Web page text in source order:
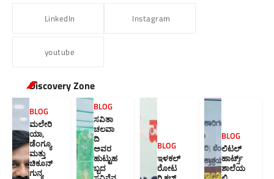
LinkedIn Instagram
youtube
Discovery Zone
BLOG
ಮಲೇರಿ
ಯಾ,
ಡೆಂಗ್ಯೂ
ಮತ್ತು
ಚಿಕೂನ್
ಗುನ್ಯ
BLOG
ಸವಿತಾ
ಚಲವಾ
ದಿ
ಅವರ
ಹುಟ್ಟುಹ
ಬ್ಬದ
BLOG
ಇಳಕಲ್
ರೋಟ
BLOG
ಲಿಟಲ್
ಹಾರ್ಟ್ಸ್
ಶಾಲೆಯ